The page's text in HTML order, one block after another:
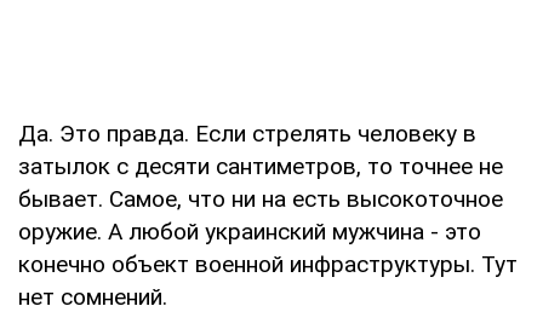
Да. Это правда. Если стрелять человеку в
затылок с десяти сантиметров, то точнее не
бывает. Самое, что ни на есть высокоточное
оружие. А любой украинский мужчина - это
конечно объект военной инфраструктуры. Тут
нет сомнений.